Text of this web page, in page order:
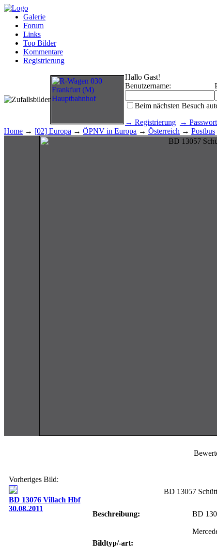
Galerie
Forum
Links
Top Bilder
Kommentare
Registrierung
Hallo Gast!
Benutzername:
Beim nächsten Besuch
→ Registrierung
→
Home → [02] Europa → ÖPNV in Europa → Österreich → Postbus
Vorheriges Bild:
BD 13076 Villach Hbf
30.08.2011
BD 13057
Beschreibung: BD
Bildtyp/-art: